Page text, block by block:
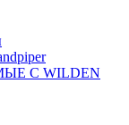
С WILDEN